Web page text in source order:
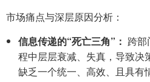
市场痛点与深层原因分析：
信息传递的“死亡三角”： 跨
程中层层衰减、失真，导致决
缺乏一个统一、高效、且具有